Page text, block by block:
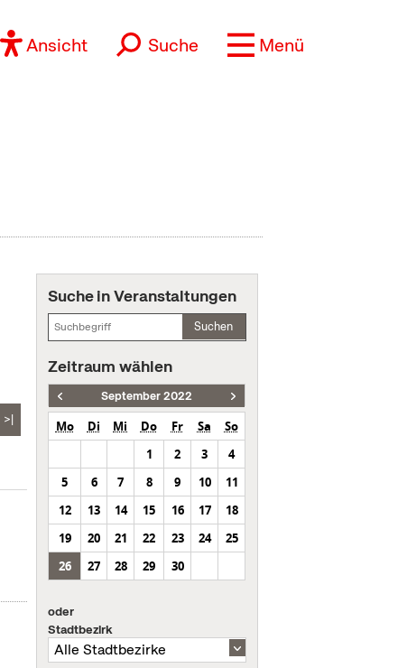
Ansicht Suche Menü
>|
Suche in Veranstaltungen
Suchen
Zeitraum wählen
September 2022
Mo Di Mi Do Fr Sa
So
1
2 3
4
5
6 7 8 9 10
11
12
13 14 15 16 17
18
19
20 21 22 23 24
25
26
27 28 29 30
oder
Stadtbezirk